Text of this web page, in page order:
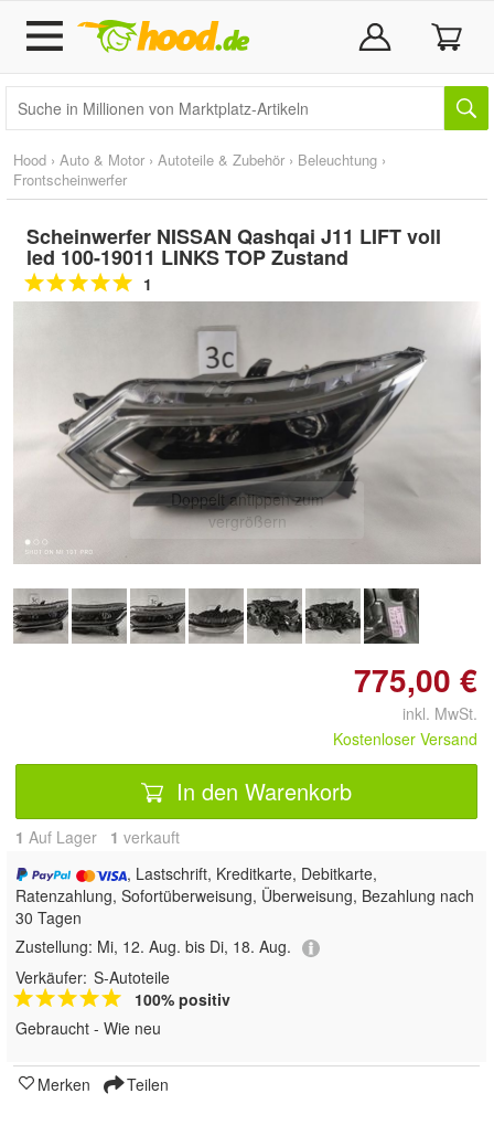
Hood › Auto & Motor › Autoteile & Zubehör › Beleuchtung ›
Frontscheinwerfer
Scheinwerfer NISSAN Qashqai J11 LIFT voll
led 100-19011 LINKS TOP Zustand
1
Doppelt antippen zum
vergrößern
775,00 €
inkl. MwSt.
Kostenloser Versand
In den Warenkorb
1 Auf Lager 1 verkauft
, Lastschrift, Kreditkarte, Debitkarte,
Ratenzahlung, Sofortüberweisung, Überweisung, Bezahlung nach
30 Tagen
Zustellung: Mi, 12. Aug. bis Di, 18. Aug.
Verkäufer: S-Autoteile
100% positiv
Gebraucht - Wie neu
Merken Teilen